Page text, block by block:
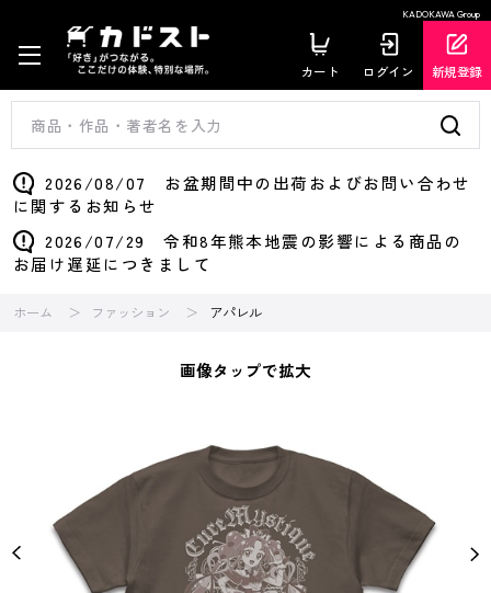
KADOKAWA Group
カート ログイン 新規登録
2026/08/07 お盆期間中の出荷およびお問い合わせ
に関するお知らせ
2026/07/29 令和8年熊本地震の影響による商品の
お届け遅延につきまして
ホーム ファッション アパレル
画像タップで拡大